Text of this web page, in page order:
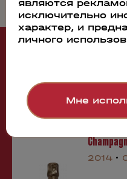
68913
2014
являются
исключительно
характер, и
личного
Мне